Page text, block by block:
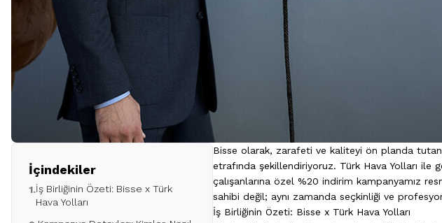
İçindekiler
1.İş Birliğinin Özeti: Bisse x Türk
Hava Yolları
Bisse olarak, zarafeti ve kaliteyi ön planda tutan
etrafında şekillendiriyoruz. Türk Hava Yolları ile
çalışanlarına özel %20 indirim kampanyamız
sahibi değil; aynı zamanda seçkinliği ve
İş Birliğinin Özeti: Bisse x Türk Hava Yolları